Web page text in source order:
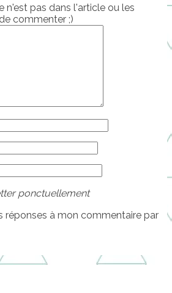
n'est pas dans l'article ou les
commenter ;)
ponctuellement
réponses à mon commentaire par